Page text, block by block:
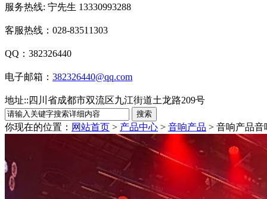
服务热线: 宁先生 13330993288
客服热线：028-83511303
QQ：382326440
电子邮箱： 382326440@qq.com
地址:: 四川省成都市双流区九江街道土龙路209号
你现在的位置： 网站首页 > 产品中心 > 音响产品 > 音响产品音